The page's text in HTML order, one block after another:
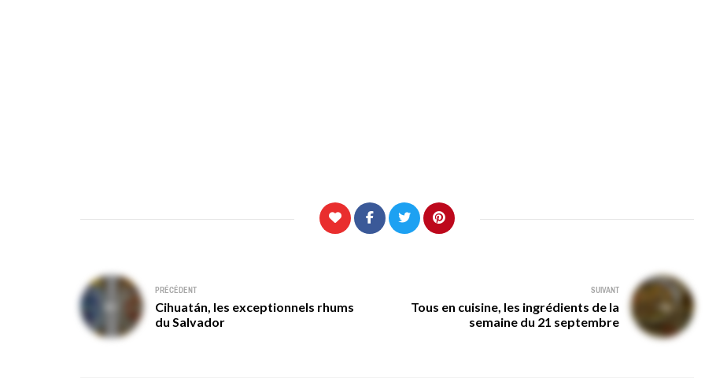
Navigation
de
l’article
PRÉCÉDENT
Cihuatán, les exceptionnels rhums
du Salvador
SUIVANT
Tous en cuisine, les ingrédients de la
semaine du 21 septembre